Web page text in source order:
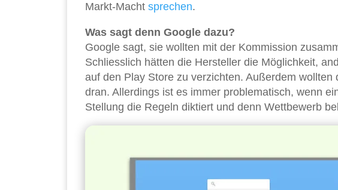
Markt-Macht sprechen.
Was sagt denn Google dazu?
Google sagt, sie wollten mit der Kommission
Schliesslich hätten die Hersteller die Möglichkeit,
auf den Play Store zu verzichten. Außerdem
dran. Allerdings ist es immer problematisch, wenn
Stellung die Regeln diktiert und denn Wettbewerb